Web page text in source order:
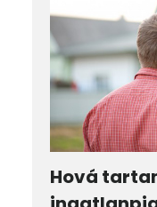
Hová